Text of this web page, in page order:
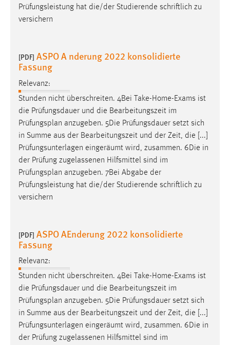
Prüfungsleistung hat die/der Studierende schriftlich zu
versichern
[PDF] ASPO A nderung 2022 konsolidierte
Fassung
Relevanz:
Stunden nicht überschreiten. 4Bei Take-Home-Exams ist
die Prüfungsdauer und die Bearbeitungszeit im
Prüfungsplan anzugeben. 5Die Prüfungsdauer setzt sich
in Summe aus der Bearbeitungszeit und der Zeit, die [...]
Prüfungsunterlagen eingeräumt wird, zusammen. 6Die in
der Prüfung zugelassenen Hilfsmittel sind im
Prüfungsplan anzugeben. 7Bei Abgabe der
Prüfungsleistung hat die/der Studierende schriftlich zu
versichern
[PDF] ASPO AEnderung 2022 konsolidierte
Fassung
Relevanz:
Stunden nicht überschreiten. 4Bei Take-Home-Exams ist
die Prüfungsdauer und die Bearbeitungszeit im
Prüfungsplan anzugeben. 5Die Prüfungsdauer setzt sich
in Summe aus der Bearbeitungszeit und der Zeit, die [...]
Prüfungsunterlagen eingeräumt wird, zusammen. 6Die in
der Prüfung zugelassenen Hilfsmittel sind im
Zweck:
Wird benötigt um die Chatfunktion nutzen zu können.
5e9dbeb1811c0446 = Sitzungslaufzeit, mibew_locale = 3
Jahre, MIBEW_UserID = 1 Jahr
Login
Name:
fe_user, be_user, be_lastLoginProvider
Zweck:
Dieser Cookie ist notwendig um sich an der Website
einloggen zu können.
Cookie Laufzeit:
STATISTIK
Statistik Cookies erfassen Informationen anonym.
Diese Informationen helfen uns zu verstehen, wie
unsere Besucher unsere Website nutzen.
Matomo
Name:
_pk_ref, _pk_cvar, _pk_id, _pk_ses